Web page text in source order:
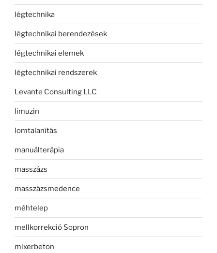
légtechnika
légtechnikai berendezések
légtechnikai elemek
légtechnikai rendszerek
Levante Consulting LLC
limuzin
lomtalanítás
manuálterápia
masszázs
masszázsmedence
méhtelep
mellkorrekció Sopron
mixerbeton